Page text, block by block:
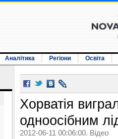
Аналітика Регіони Освіта
Хорватія
одноосібним
2012-06-11 00:06:00. Відео